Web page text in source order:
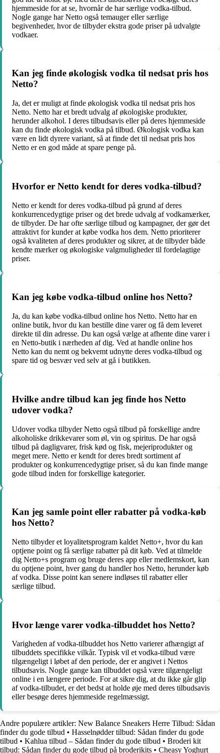
hjemmeside for at se, hvornår de har særlige vodka-tilbud.
Nogle gange har Netto også temauger eller særlige
begivenheder, hvor de tilbyder ekstra gode priser på udvalgte
vodkaer.
Kan jeg finde økologisk vodka til nedsat pris hos
Netto?
Ja, det er muligt at finde økologisk vodka til nedsat pris hos
Netto. Netto har et bredt udvalg af økologiske produkter,
herunder alkohol. I deres tilbudsavis eller på deres hjemmeside
kan du finde økologisk vodka på tilbud. Økologisk vodka kan
være en lidt dyrere variant, så at finde det til nedsat pris hos
Netto er en god måde at spare penge på.
Hvorfor er Netto kendt for deres vodka-tilbud?
Netto er kendt for deres vodka-tilbud på grund af deres
konkurrencedygtige priser og det brede udvalg af vodkamærker,
de tilbyder. De har ofte særlige tilbud og kampagner, der gør det
attraktivt for kunder at købe vodka hos dem. Netto prioriterer
også kvaliteten af deres produkter og sikrer, at de tilbyder både
kendte mærker og økologiske valgmuligheder til fordelagtige
priser.
Kan jeg købe vodka-tilbud online hos Netto?
Ja, du kan købe vodka-tilbud online hos Netto. Netto har en
online butik, hvor du kan bestille dine varer og få dem leveret
direkte til din adresse. Du kan også vælge at afhente dine varer i
en Netto-butik i nærheden af dig. Ved at handle online hos
Netto kan du nemt og bekvemt udnytte deres vodka-tilbud og
spare tid og besvær ved selv at gå i butikken.
Hvilke andre tilbud kan jeg finde hos Netto
udover vodka?
Udover vodka tilbyder Netto også tilbud på forskellige andre
alkoholiske drikkevarer som øl, vin og spiritus. De har også
tilbud på dagligvarer, frisk kød og fisk, mejeriprodukter og
meget mere. Netto er kendt for deres bredt sortiment af
produkter og konkurrencedygtige priser, så du kan finde mange
gode tilbud inden for forskellige kategorier.
Kan jeg samle point eller rabatter på vodka-køb
hos Netto?
Netto tilbyder et loyalitetsprogram kaldet Netto+, hvor du kan
optjene point og få særlige rabatter på dit køb. Ved at tilmelde
dig Netto+s program og bruge deres app eller medlemskort, kan
du optjene point, hver gang du handler hos Netto, herunder køb
af vodka. Disse point kan senere indløses til rabatter eller
særlige tilbud.
Hvor længe varer vodka-tilbuddet hos Netto?
Varigheden af vodka-tilbuddet hos Netto varierer afhængigt af
tilbuddets specifikke vilkår. Typisk vil et vodka-tilbud være
tilgængeligt i løbet af den periode, der er angivet i Nettos
tilbudsavis. Nogle gange kan tilbuddet også være tilgængeligt
online i en længere periode. For at sikre dig, at du ikke går glip
af vodka-tilbudet, er det bedst at holde øje med deres tilbudsavis
eller besøge deres hjemmeside regelmæssigt.
Andre populære artikler: New Balance Sneakers Herre Tilbud: Sådan
finder du gode tilbud • Hasselnødder tilbud: Sådan finder du gode
tilbud • Kahlua tilbud – Sådan finder du gode tilbud • Broderi kit
tilbud: Sådan finder du gode tilbud på broderikits • Cheasy Yoghurt